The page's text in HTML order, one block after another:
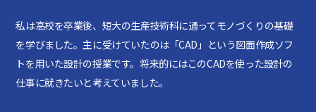
私は高校を卒業後、短大の生産技術科に通ってモノづくりの基礎
を学びました。主に受けていたのは「CAD」という図面作成ソフ
トを用いた設計の授業です。将来的にはこのCADを使った設計の
仕事に就きたいと考えていました。